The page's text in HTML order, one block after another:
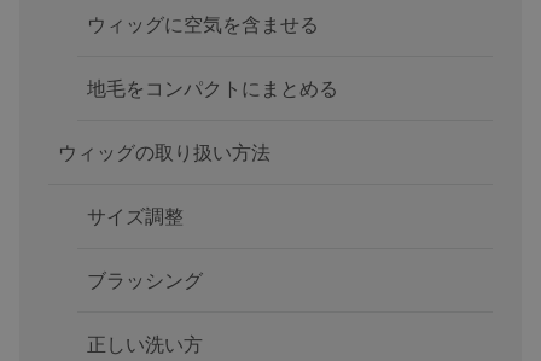
ウィッグに空気を含ませる
地毛をコンパクトにまとめる
ウィッグの取り扱い方法
サイズ調整
ブラッシング
正しい洗い方